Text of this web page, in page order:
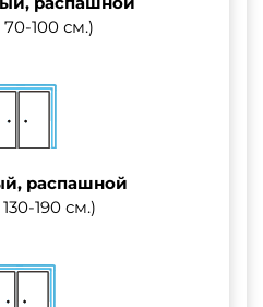
100 см.)
распашной
190 см.)